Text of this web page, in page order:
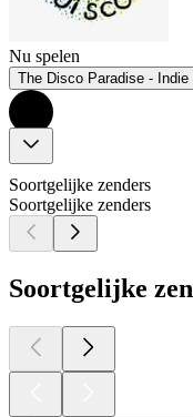
Nu spelen
The Disco Paradise - Indie
Soortgelijke zenders
Soortgelijke zenders
Soortgelijke